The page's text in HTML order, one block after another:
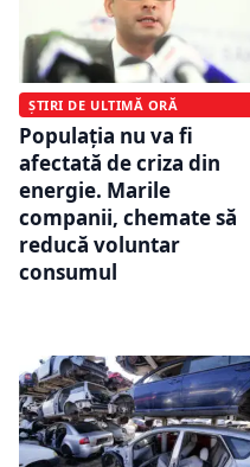
ȘTIRI DE ULTIMĂ ORĂ
Populația nu va fi
afectată de criza din
energie. Marile
companii, chemate să
reducă voluntar
consumul